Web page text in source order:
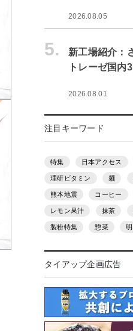
2026.08.05
5.
新工場紹介：
トレーゼ国内
2026.08.01
注目キーワード
特集 日本アクセス
理研ビタミン 麺
熊本地震 コーヒー
レモン果汁 抹茶
製粉特集 惣菜
タイアップ企画広告